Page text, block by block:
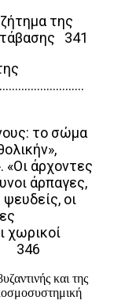
της
341
το σώμα
«Οι άρχοντες
άρπαγες,
οι
χωρικοί
346
και της